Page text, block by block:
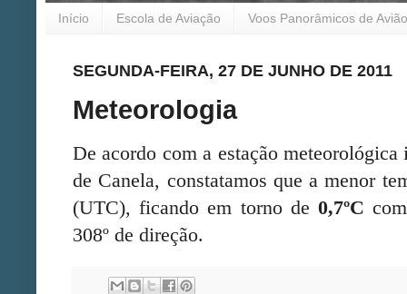
Início Escola de Aviação Voos Panorâmicos de Avião
SEGUNDA-FEIRA, 27 DE JUNHO DE 2011
Meteorologia
De acordo com a estação
de Canela, constatamos que a menor
(UTC), ficando em torno de0,7ºC
308º de direção.